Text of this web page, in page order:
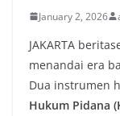
January 2, 2026
JAKARTA
menandai era
Dua instrumen
Hukum Pidana